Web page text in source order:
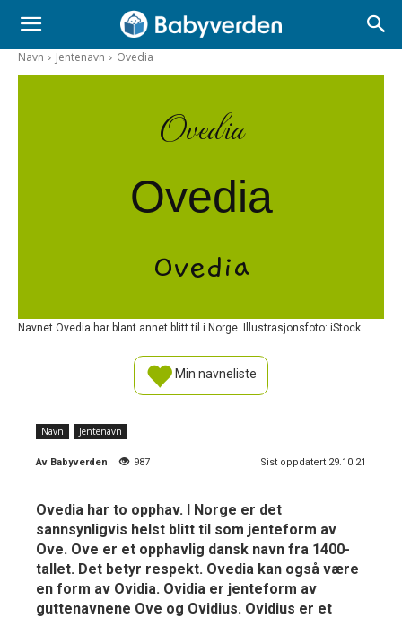
Navn Jentenavn Ovedia
Ovedia
Ovedia
Ovedia
Navnet Ovedia har blant annet blitt til i Norge. Illustrasjonsfoto: iStock
Min navneliste
Navn Jentenavn
Av Babyverden 987 Sist oppdatert 29.10.21
Ovedia har to opphav. I Norge er det
sannsynligvis helst blitt til som jenteform av
Ove. Ove er et opphavlig dansk navn fra 1400-
tallet. Det betyr respekt. Ovedia kan også være
en form av Ovidia. Ovidia er jenteform av
guttenavnene Ove og Ovidius. Ovidius er et